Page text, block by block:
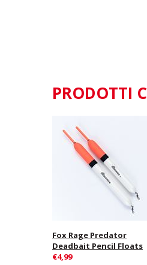
PRODOTTI
Fox Rage Predator
Deadbait Pencil Floats
€4,99